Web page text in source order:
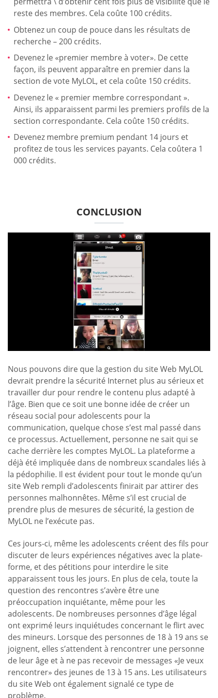
reste des membres. Cela coûte 100 crédits.
Obtenez un coup de pouce dans les résultats de
recherche – 200 crédits.
Devenez le «premier membre à voter». De cette
façon, ils peuvent apparaître en premier dans la
section de vote MyLOL, et cela coûte 150 crédits.
Devenez le « premier membre correspondant ».
Ainsi, ils apparaissent parmi les premiers profils de la
section correspondante. Cela coûte 150 crédits.
Devenez membre premium pendant 14 jours et
profitez de tous les services payants. Cela coûtera 1
000 crédits.
CONCLUSION
Nous pouvons dire que la gestion du site Web MyLOL
devrait prendre la sécurité Internet plus au sérieux et
travailler dur pour rendre le contenu plus adapté à
l’âge. Bien que ce soit une bonne idée de créer un
réseau social pour adolescents pour la
communication, quelque chose s’est mal passé dans
ce processus. Actuellement, personne ne sait qui se
cache derrière les comptes MyLOL. La plateforme a
déjà été impliquée dans de nombreux scandales liés à
la pédophilie. Il est évident pour tout le monde qu’un
site Web rempli d’adolescents finirait par attirer des
personnes malhonnêtes. Même s’il est crucial de
prendre plus de mesures de sécurité, la gestion de
MyLOL ne l’exécute pas.
Ces jours-ci, même les adolescents créent des fils pour
discuter de leurs expériences négatives avec la plate-
forme, et des pétitions pour interdire le site
apparaissent tous les jours. En plus de cela, toute la
question des rencontres s’avère être une
préoccupation inquiétante, même pour les
adolescents. De nombreuses personnes d’âge légal
ont exprimé leurs inquiétudes concernant le flirt avec
des mineurs. Lorsque des personnes de 18 à 19 ans se
joignent, elles s’attendent à rencontrer une personne
de leur âge et à ne pas recevoir de messages «Je veux
rencontrer» des jeunes de 13 à 15 ans. Les utilisateurs
du site Web ont également signalé ce type de
problème.